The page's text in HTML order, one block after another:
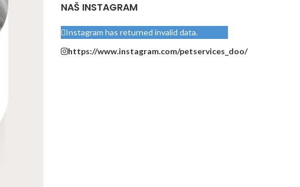
NAŠ INSTAGRAM
Instagram has returned invalid data.
https://www.instagram.com/petservices_doo/